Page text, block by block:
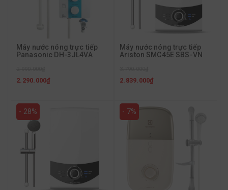
Máy nước nóng trực tiếp
Panasonic DH-3JL4VA
2.290.000₫
Máy nước nóng trực tiếp
Ariston SMC45E SBS-VN
2.839.000₫
- 28% - 7%